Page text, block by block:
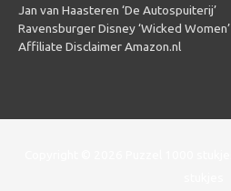
Jan van Haasteren ‘De Autospuiterij’
Ravensburger Disney ‘Wicked Women’
Affiliate Disclaimer Amazon.nl